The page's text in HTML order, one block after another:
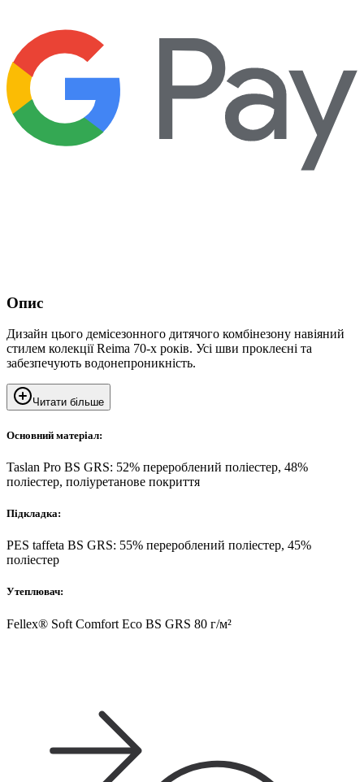
Опис
Дизайн цього демісезонного дитячого комбінезону навіяний
стилем колекції Reima 70-х років. Усі шви проклеєні та
забезпечують водонепроникність.
Читати більше
Основний матеріал:
Taslan Pro BS GRS: 52% перероблений поліестер, 48%
поліестер, поліуретанове покриття
Підкладка:
PES taffeta BS GRS: 55% перероблений поліестер, 45%
поліестер
Утеплювач:
Fellex® Soft Comfort Eco BS GRS 80 г/м²